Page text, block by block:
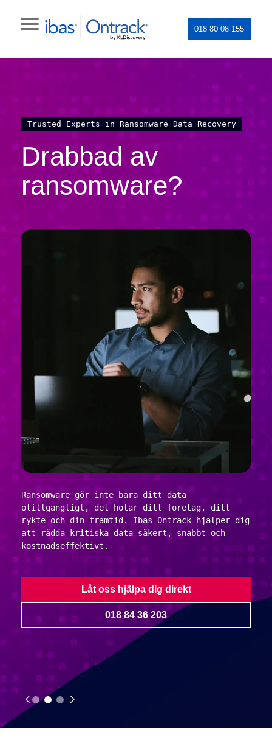
018 80 08 155
Trusted Experts in Ransomware Data Recovery
Drabbad av
ransomware?
Ransomware gör inte bara ditt data
otillgängligt, det hotar ditt företag, ditt
rykte och din framtid. Ibas Ontrack hjälper dig
att rädda kritiska data säkert, snabbt och
kostnadseffektivt.
Låt oss hjälpa dig direkt
018 84 36 203